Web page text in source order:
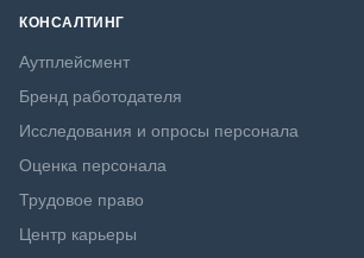
КОНСАЛТИНГ
Аутплейсмент
Бренд работодателя
Исследования и опросы персонала
Оценка персонала
Трудовое право
Центр карьеры